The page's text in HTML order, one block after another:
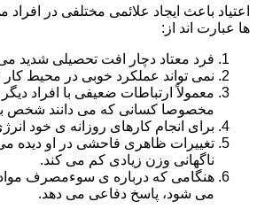
اعتیاد باعث ایجاد علائمی مختلفی در
ها عبارت اند از:
فرد معتاد دچار افت تحصیلی شدید
نمی تواند عملکرد خوبی در محیط
معمولاً ارتباطات ضعیفی با افراد
مخصوصا کسانی که می دانند شخص به
برای انجام کارهای روزانه ی خود
تغییرات ظاهری فاحشی در او دیده
ناگهانی وزن زیادی کم می کند.
هنگامی که درباره ی سوءمصرف مواد
می شود، پاسخ دفاعی می دهد.